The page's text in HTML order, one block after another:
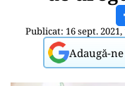
Publicat: 16 sept. 2021,
Adaugă-